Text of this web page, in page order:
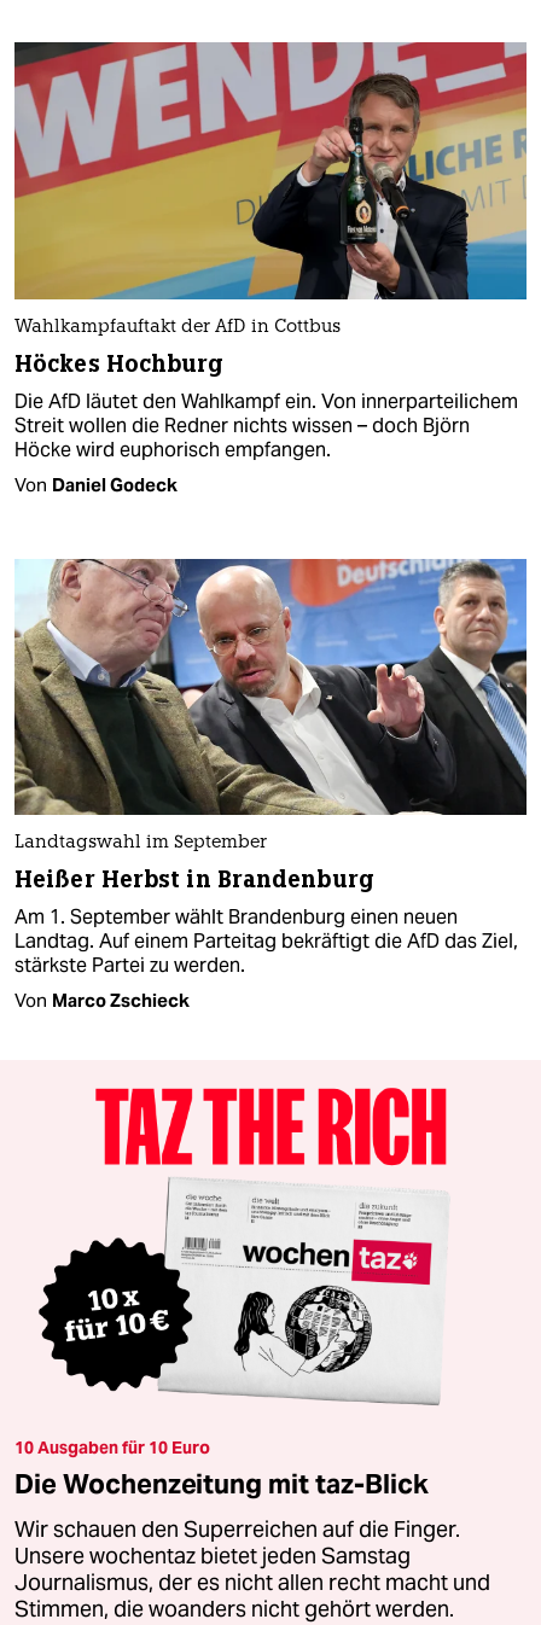
Wahlkampfauftakt der AfD in Cottbus
Höckes Hochburg
Die AfD läutet den Wahlkampf ein. Von innerparteilichem
Streit wollen die Redner nichts wissen – doch Björn
Höcke wird euphorisch empfangen.
Von Daniel Godeck
Landtagswahl im September
Heißer Herbst in Brandenburg
Am 1. September wählt Brandenburg einen neuen
Landtag. Auf einem Parteitag bekräftigt die AfD das Ziel,
stärkste Partei zu werden.
Von Marco Zschieck
10 Ausgaben für 10 Euro
Die Wochenzeitung mit taz-Blick
Wir schauen den Superreichen auf die Finger.
Unsere wochentaz bietet jeden Samstag
Journalismus, der es nicht allen recht macht und
Stimmen, die woanders nicht gehört werden.